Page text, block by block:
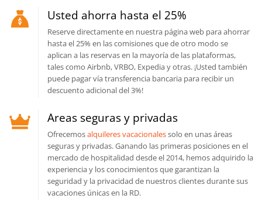
Usted ahorra hasta el 25%
Reserve directamente en nuestra página web para ahorrar
hasta el 25% en las comisiones que de otro modo se
aplican a las reservas en la mayoría de las plataformas,
tales como Airbnb, VRBO, Expedia y otras. ¡Usted también
puede pagar vía transferencia bancaria para recibir un
descuento adicional del 3%!
Areas seguras y privadas
Ofrecemosalquileres vacacionalessolo en unas áreas
seguras y privadas. Ganando las primeras posiciones en el
mercado de hospitalidad desde el 2014, hemos adquirido la
experiencia y los conocimientos que garantizan la
seguridad y la privacidad de nuestros clientes durante sus
vacaciones únicas en la RD.